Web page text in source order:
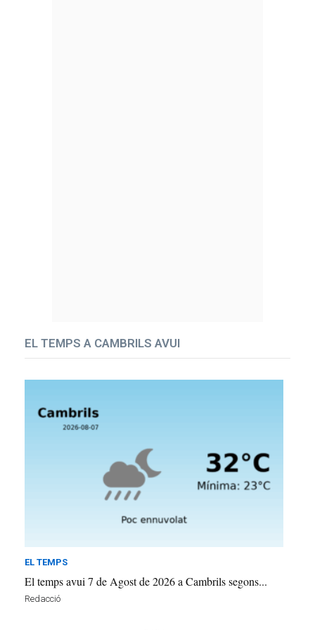
EL TEMPS A CAMBRILS AVUI
EL TEMPS
El temps avui 7 de Agost de 2026 a Cambrils segons...
Redacció